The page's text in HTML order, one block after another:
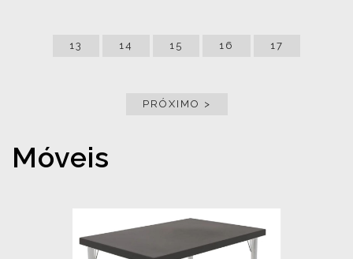
13 14 15 16 17
PRÓXIMO >
Móveis